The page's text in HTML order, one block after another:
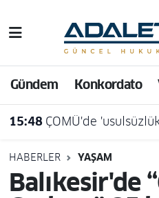
Gündem Konkordato
15:48 ÇOMÜ'de 'usulsüzlük'
HABERLER YAŞAM
Balıkesir'de
Hava Durumu
Trafik Durumu
Süper Lig Puan
Tüm Manşetler
Son Dakika